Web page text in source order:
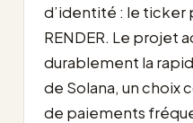
d’identité : le ticker
RENDER. Le projet
durablement la
de Solana, un choix
de paiements